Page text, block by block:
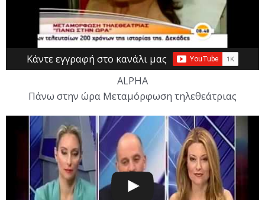
Κάντε εγγραφή στο κανάλι μας
ALPHA
Πάνω στην ώρα Μεταμόρφωση τηλεθεάτριας